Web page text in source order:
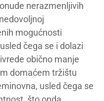
nerazmenljivih
mogućnosti
čega se i dolazi
obično manje
domaćem tržištu
usled čega se